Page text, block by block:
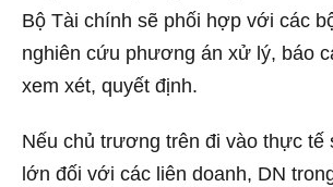
Bộ Tài chính sẽ phối hợp với các
nghiên cứu phương án xử lý, báo
xem xét, quyết định.
Nếu chủ trương trên đi vào thực tế
lớn đối với các liên doanh, DN